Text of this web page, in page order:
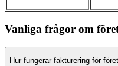
Vanliga frågor om
Hur fungerar fakturering för